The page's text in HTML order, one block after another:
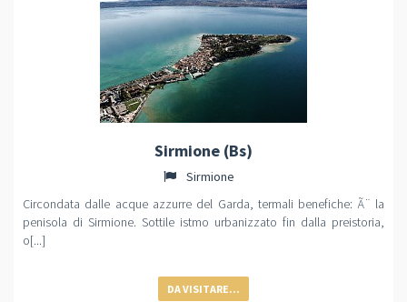
Sirmione (Bs)
Sirmione
Circondata dalle acque azzurre del Garda, termali benefiche: Ã¨ la
penisola di Sirmione. Sottile istmo urbanizzato fin dalla preistoria,
o[...]
DA VISITARE...